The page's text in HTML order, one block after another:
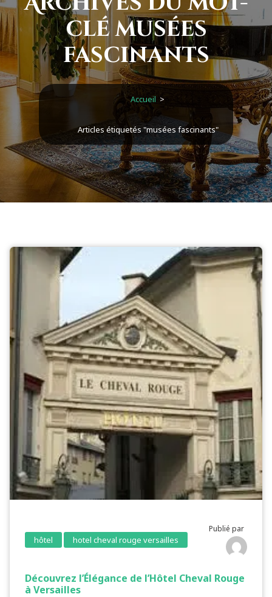
clé musées
fascinants
Accueil >
Articles étiquetés "musées fascinants"
hôtel hotel cheval rouge versailles
Publié par
Découvrez l’Élégance de l’Hôtel Cheval Rouge
à Versailles